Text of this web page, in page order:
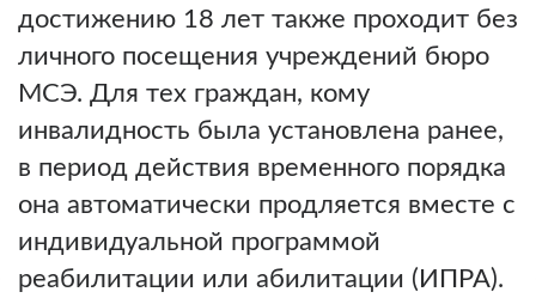
достижению 18 лет также проходит без
личного посещения учреждений бюро
МСЭ. Для тех граждан, кому
инвалидность была установлена ранее,
в период действия временного порядка
она автоматически продляется вместе с
индивидуальной программой
реабилитации или абилитации (ИПРА).